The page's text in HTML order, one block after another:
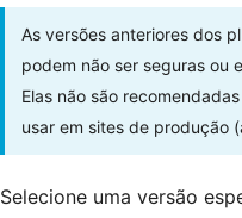
As versões anteriores dos
podem não ser seguras ou
Elas não são
usar em sites de produção
Selecione uma versão